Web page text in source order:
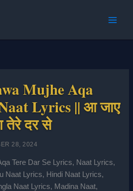
Mujhe Aqa
Lyrics || आ जाए
तेरे दर से
28, 2024
Tere Dar Se Lyrics, Naat Lyrics,
Naat Lyrics, Hindi Naat Lyrics,
Naat Lyrics, Madina Naat,